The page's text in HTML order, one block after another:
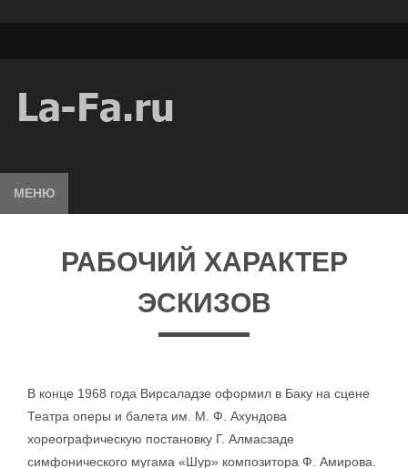
МЕНЮ
РАБОЧИЙ ХАРАКТЕР
ЭСКИЗОВ
В конце 1968 года Вирсаладзе оформил в Баку на сцене
Театра оперы и балета им. М. Ф. Ахундова
хореографическую постановку Г. Алмасзаде
симфонического мугама «Шур» композитора Ф. Амирова.